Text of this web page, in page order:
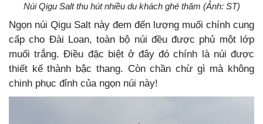
Núi Qigu Salt thu hút nhiều du khách ghé thăm (Ảnh: ST)
Ngọn núi Qigu Salt này đem đến lượng muối chính cung
cấp cho Đài Loan, toàn bộ núi đều được phủ một lớp
muối trắng. Điều đặc biệt ở đây đó chính là núi được
thiết kế thành bậc thang. Còn chần chừ gì mà không
chinh phục đỉnh của ngọn núi này!